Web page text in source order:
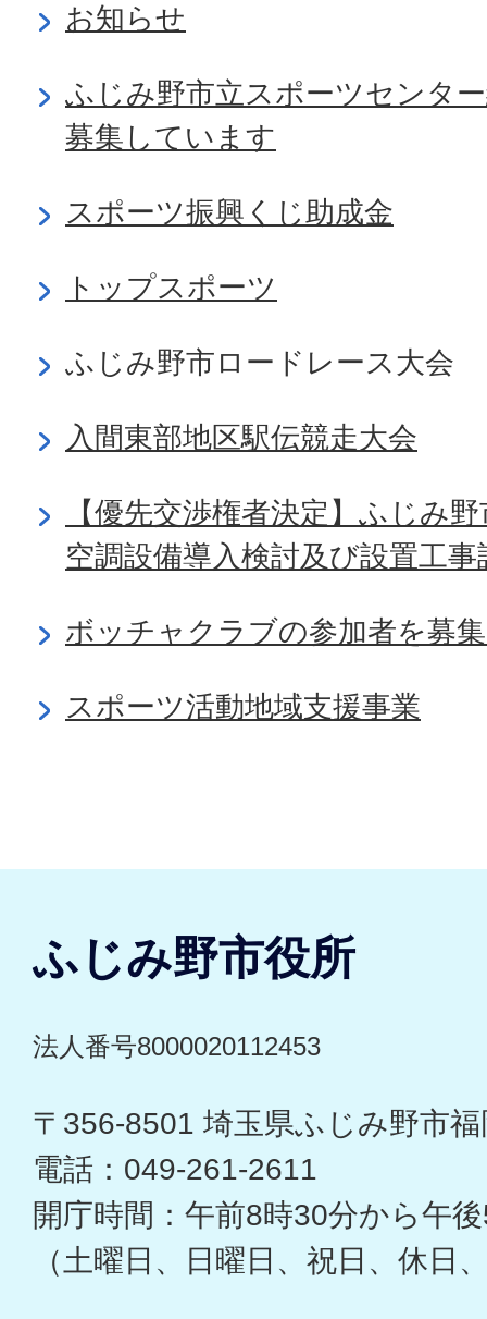
お知らせ
ふじみ野市立スポーツセンタ
募集しています
スポーツ振興くじ助成金
トップスポーツ
ふじみ野市ロードレース大会
入間東部地区駅伝競走大会
【優先交渉権者決定】ふじみ
空調設備導入検討及び設置工
ボッチャクラブの参加者を募
スポーツ活動地域支援事業
ふじみ野市役所
法人番号8000020112453
〒356-8501 埼玉県ふじみ野市
電話：049-261-2611
開庁時間：午前8時30分から午
（土曜日、日曜日、祝日、休日